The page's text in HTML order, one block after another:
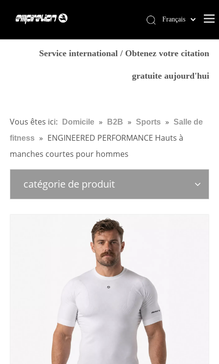
Blog
Nous contacter
Magasin
Français
简体中文
Pусский
Deutsch
Italiano
Service international / Obtenez votre citation
gratuite aujourd'hui
Vous êtes ici: Domicile » B2B » Sports » Salle de
fitness
» ENGINEERED PERFORMANCE Hauts à
manches courtes pour hommes
catégorie de produit